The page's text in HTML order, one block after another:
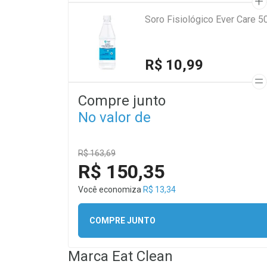
Soro Fisiológico Ever Care
R$ 10,99
Compre junto
No valor de
R$ 163,69
R$ 150,35
Você economiza R$ 13,34
COMPRE JUNTO
Marca Eat Clean